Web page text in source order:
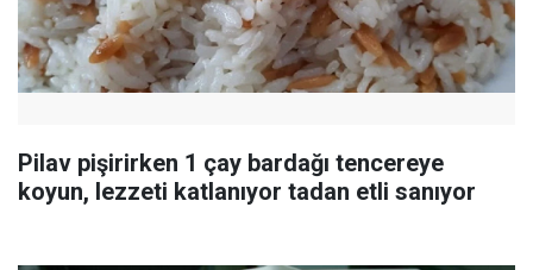
Pilav pişirirken 1 çay bardağı tencereye
koyun, lezzeti katlanıyor tadan etli sanıyor